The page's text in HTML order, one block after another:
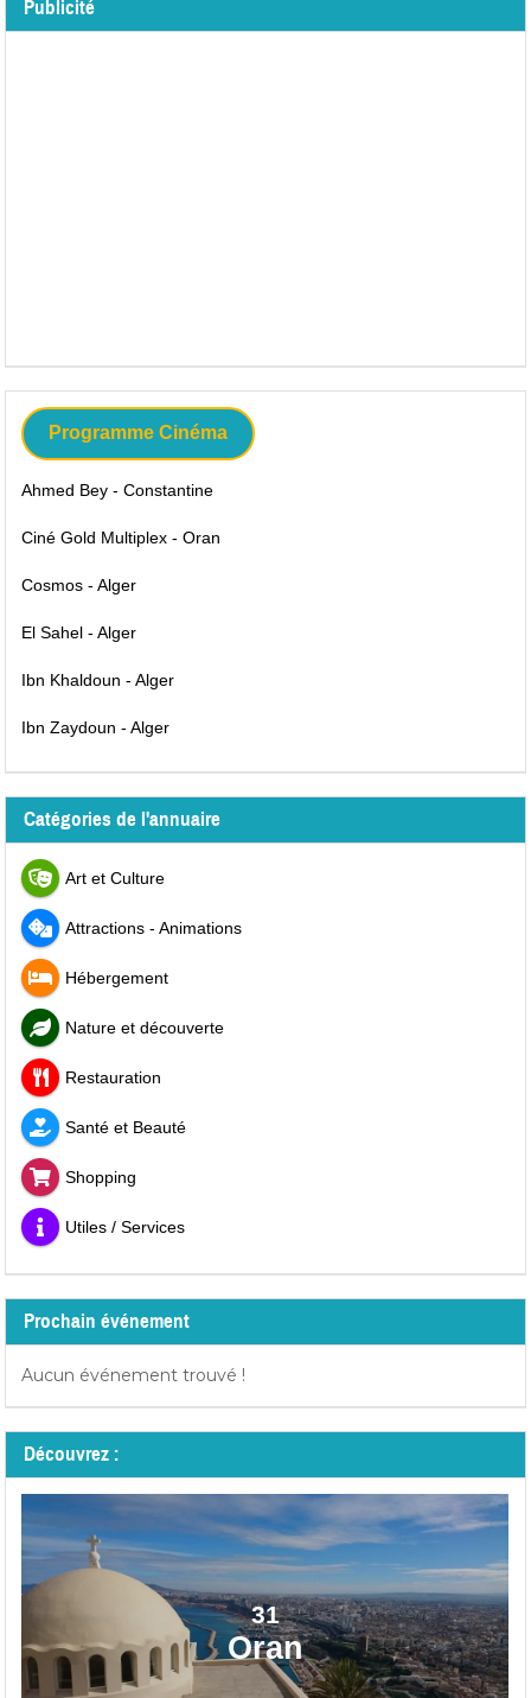
Publicité
Programme Cinéma
Ahmed Bey - Constantine
Ciné Gold Multiplex - Oran
Cosmos - Alger
El Sahel - Alger
Ibn Khaldoun - Alger
Ibn Zaydoun - Alger
Catégories de l'annuaire
Art et Culture
Attractions - Animations
Hébergement
Nature et découverte
Restauration
Santé et Beauté
Shopping
Utiles / Services
Prochain événement
Aucun événement trouvé !
Découvrez :
31
Oran